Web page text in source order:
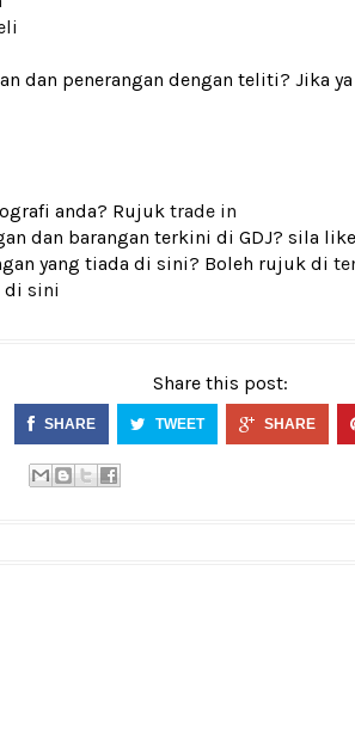
dan penerangan dengan teliti? Jika
anda? Rujuk trade in
dan barangan terkini di GDJ? sila
yang tiada di sini? Boleh rujuk di
di sini
Share this post:
SHARE TWEET SHARE